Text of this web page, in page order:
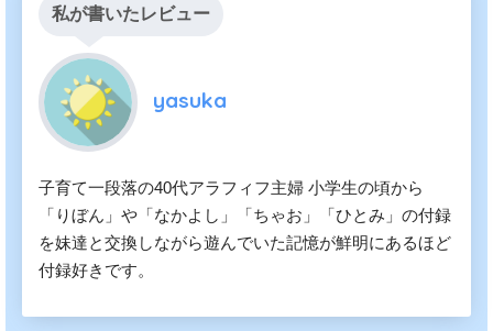
私が書いたレビュー
yasuka
子育て一段落の40代アラフィフ主婦 小学生の頃から
「りぼん」や「なかよし」「ちゃお」「ひとみ」の付録
を妹達と交換しながら遊んでいた記憶が鮮明にあるほど
付録好きです。